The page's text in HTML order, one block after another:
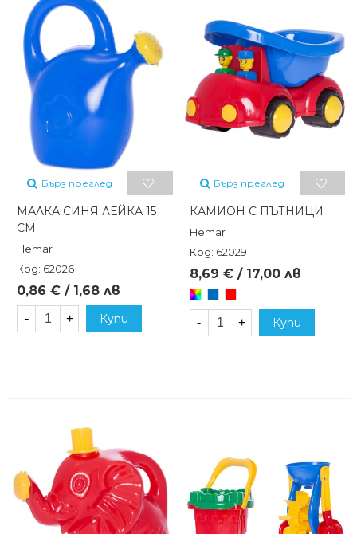
Бърз преглед
МАЛКА СИНЯ ЛЕЙКА 15
СМ
Hemar
Код: 62026
0,86 € / 1,68 лв
- + Купи
Бърз преглед
КАМИОН С ПЪТНИЦИ
Hemar
Код: 62029
8,69 € / 17,00 лв
Произволен/
- + Купи